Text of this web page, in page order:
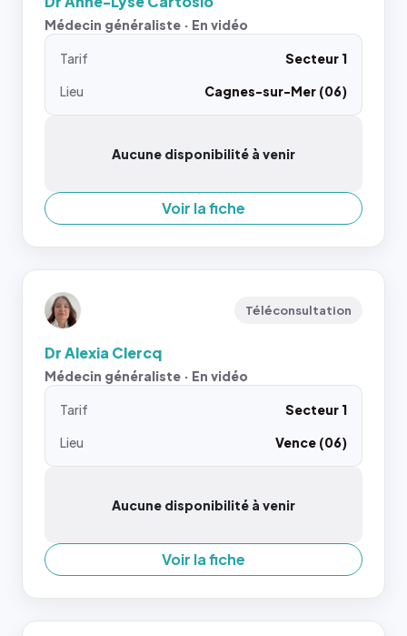
Médecin généraliste · En vidéo
Tarif
Secteur 1
Lieu
Cagnes-sur-Mer (06)
Aucune disponibilité à venir
Voir la fiche
Téléconsultation
Dr Alexia Clercq
Médecin généraliste · En vidéo
Tarif
Secteur 1
Lieu
Vence (06)
Aucune disponibilité à venir
Voir la fiche